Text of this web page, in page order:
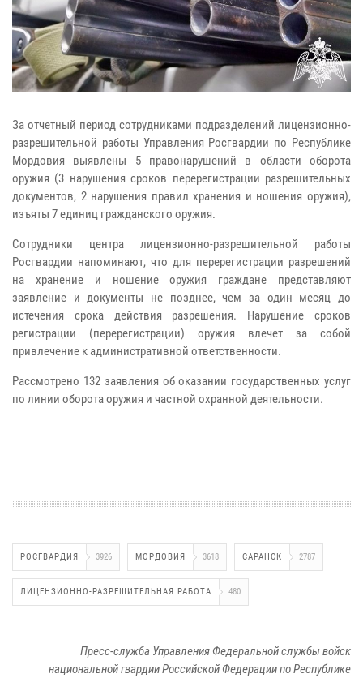
За отчетный период сотрудниками подразделений лицензионно-
разрешительной работы Управления Росгвардии по Республике
Мордовия выявлены 5 правонарушений в области оборота
оружия (3 нарушения сроков перерегистрации разрешительных
документов, 2 нарушения правил хранения и ношения оружия),
изъяты 7 единиц гражданского оружия.
Сотрудники центра лицензионно-разрешительной работы
Росгвардии напоминают, что для перерегистрации разрешений
на хранение и ношение оружия граждане представляют
заявление и документы не позднее, чем за один месяц до
истечения срока действия разрешения. Нарушение сроков
регистрации (перерегистрации) оружия влечет за собой
привлечение к административной ответственности.
Рассмотрено 132 заявления об оказании государственных услуг
по линии оборота оружия и частной охранной деятельности.
РОСГВАРДИЯ 3926 МОРДОВИЯ 3618 САРАНСК 2787
ЛИЦЕНЗИОННО-РАЗРЕШИТЕЛЬНАЯ РАБОТА 480
Пресс-служба Управления Федеральной службы войск
национальной гвардии Российской Федерации по Республике